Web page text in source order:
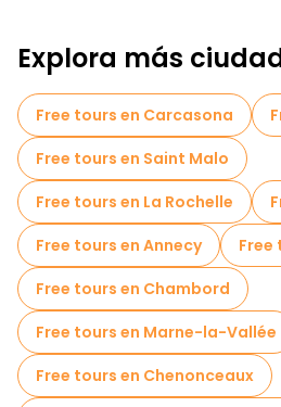
Explora más
Free tours en Carcasona
Free tours en Saint Malo
Free tours en La Rochelle
Free tours en Annecy
Free
Free tours en Chambord
Free tours en Marne-la-Vallée
Free tours en Chenonceaux